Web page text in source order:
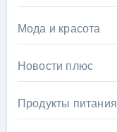
Мода и красота
Новости плюс
Продукты питания